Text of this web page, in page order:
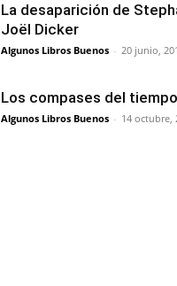
La desaparición de
Joël Dicker
Algunos Libros Buenos - 20 junio,
Los compases del tiempo
Algunos Libros Buenos - 14 octubre,